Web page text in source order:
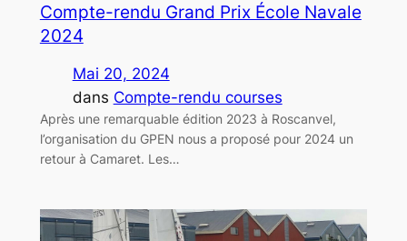
Compte-rendu Grand Prix École Navale
2024
Mai 20, 2024
dans Compte-rendu courses
Après une remarquable édition 2023 à Roscanvel,
l’organisation du GPEN nous a proposé pour 2024 un
retour à Camaret. Les…